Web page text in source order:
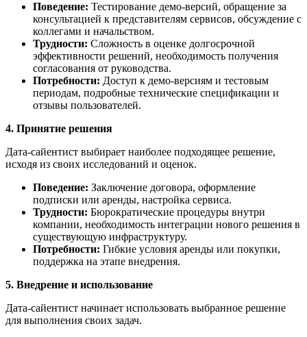
Поведение: Тестирование демо-версий, обращение за
консультацией к представителям сервисов, обсуждение с
коллегами и начальством.
Трудности: Сложность в оценке долгосрочной
эффективности решений, необходимость получения
согласования от руководства.
Потребности: Доступ к демо-версиям и тестовым
периодам, подробные технические спецификации и
отзывы пользователей.
4. Принятие решения
Дата-сайентист выбирает наиболее подходящее решение,
исходя из своих исследований и оценок.
Поведение: Заключение договора, оформление
подписки или аренды, настройка сервиса.
Трудности: Бюрократические процедуры внутри
компании, необходимость интеграции нового решения в
существующую инфраструктуру.
Потребности: Гибкие условия аренды или покупки,
поддержка на этапе внедрения.
5. Внедрение и использование
Дата-сайентист начинает использовать выбранное решение
для выполнения своих задач.